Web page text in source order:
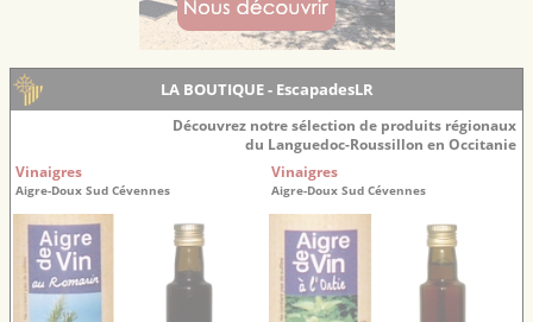
LA BOUTIQUE - EscapadesLR
Découvrez notre sélection de produits régionaux
du Languedoc-Roussillon en Occitanie
Vinaigres
Aigre-Doux Sud Cévennes
Vinaigres
Aigre-Doux Sud Cévennes